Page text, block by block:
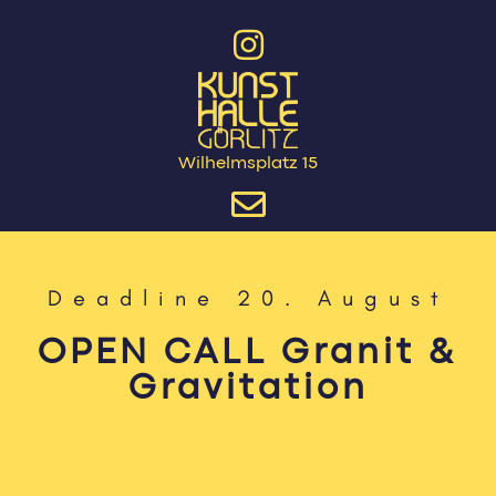
Wilhelmsplatz 15
Deadline 20. August
OPEN CALL Granit &
Gravitation